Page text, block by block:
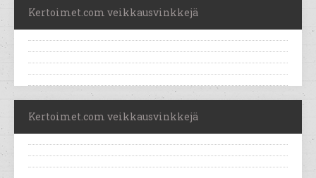
Kertoimet.com veikkausvinkkejä
Kertoimet.com veikkausvinkkejä